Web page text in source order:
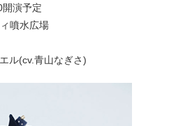
演予定
噴水広場
ル(cv.青山なぎさ)